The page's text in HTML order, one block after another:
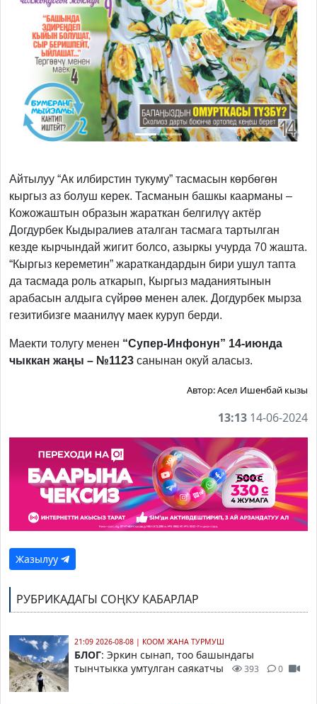
Айтылуу “Ак илбирстин тукуму” тасмасын көрбөгөн
кыргыз аз болуш керек. Тасманын башкы каарманы –
Кожожаштын образын жараткан белгилүү актёр
Догдурбек Кыдыралиев аталган тасмага тартылган
кезде кырчындай жигит болсо, азыркы учурда 70 жашта.
“Кыргыз кереметин” жараткандардын бири ушул тапта
да тасмада роль аткарып, Кыргыз маданиятынын
арабасын алдыга сүйрөө менен алек. Догдурбек мырза
гезитибизге маанилүү маек куруп берди.
Маекти толугу менен “Супер-Инфонун” 14-июнда
чыккан жаңы – №1123 санынан окуй аласыз.
Автор:Асел Ишенбай кызы
13:13 14-06-2024
Жазылуу
РУБРИКАДАГЫ СОҢКУ КАБАРЛАР
21:09 2026-08-08 | КООМ ЖАНА ТУРМУШ
БЛОГ: Эркин сынап, тоо башындагы
тынчтыкка умтулган саякатчы
393 0